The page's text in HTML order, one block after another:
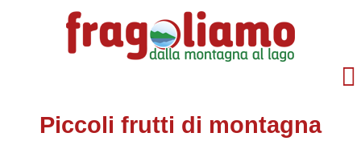
Piccoli frutti di montagna